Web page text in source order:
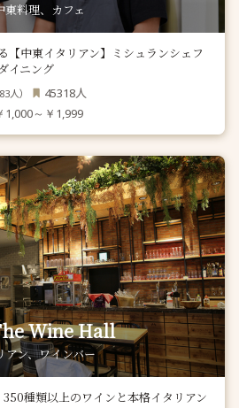
東料理、カフェ
【中東イタリアン】ミシュランシェフ
イニング
人） 45318人
1,000～￥1,999
Wine Hall
ン、ワインバー
種類以上のワインと本格イタリアン